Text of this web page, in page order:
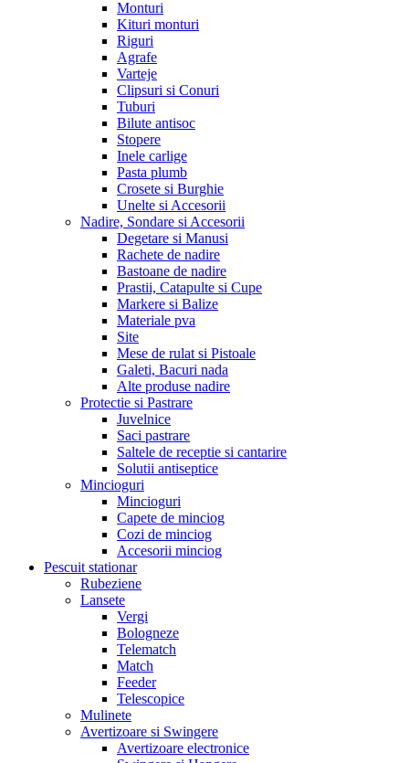
Monturi
Kituri monturi
Riguri
Agrafe
Varteje
Clipsuri si Conuri
Tuburi
Bilute antisoc
Stopere
Inele carlige
Pasta plumb
Crosete si Burghie
Unelte si Accesorii
Nadire, Sondare si Accesorii
Degetare si Manusi
Rachete de nadire
Bastoane de nadire
Prastii, Catapulte si Cupe
Markere si Balize
Materiale pva
Site
Mese de rulat si Pistoale
Galeti, Bacuri nada
Alte produse nadire
Protectie si Pastrare
Juvelnice
Saci pastrare
Saltele de receptie si cantarire
Solutii antiseptice
Mincioguri
Mincioguri
Capete de minciog
Cozi de minciog
Accesorii minciog
Pescuit stationar
Rubeziene
Lansete
Vergi
Bologneze
Telematch
Match
Feeder
Telescopice
Mulinete
Avertizoare si Swingere
Avertizoare electronice